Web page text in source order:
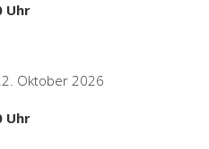
Uhr
Oktober 2026
Uhr